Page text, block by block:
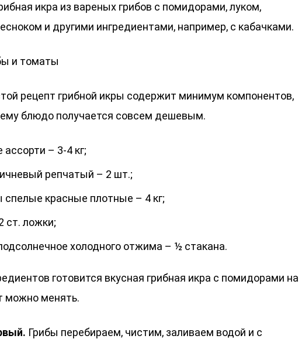
икра из вареных грибов с помидорами, луком,
и другими ингредиентами, например, с кабачками.
и томаты
рецепт грибной икры содержит минимум компонентов,
блюдо получается совсем дешевым.
ассорти – 3-4 кг;
репчатый – 2 шт.;
спелые красные плотные – 4 кг;
ст. ложки;
холодного отжима – ½ стакана.
готовится вкусная грибная икра с помидорами на
можно менять.
Грибы перебираем, чистим, заливаем водой и с